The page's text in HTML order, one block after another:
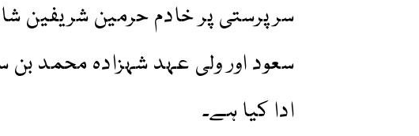
سرپرستی پر خادم حرمین شریفین
سعود اور ولی عہد شہزادہ محمد بن
ادا کیا ہے۔